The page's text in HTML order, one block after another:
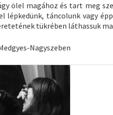
ölel magához és tart meg
lépkedünk, táncolunk vagy
tükrében láthassuk
Nagyszeben